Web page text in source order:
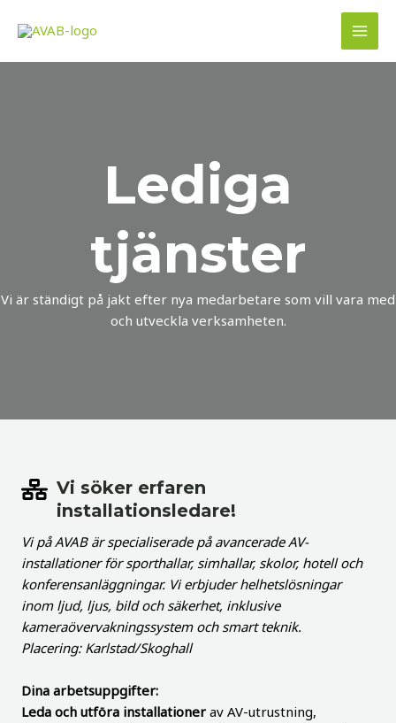
Lediga
tjänster
Vi är ständigt på jakt efter nya medarbetare som vill vara med
och utveckla verksamheten.
Vi söker erfaren
installationsledare!
Vi på AVAB är specialiserade på avancerade AV-
installationer för sporthallar, simhallar, skolor, hotell och
konferensanläggningar. Vi erbjuder helhetslösningar
inom ljud, ljus, bild och säkerhet, inklusive
kameraövervakningssystem och smart teknik.
Placering: Karlstad/Skoghall
Dina arbetsuppgifter:
Leda och utföra installationer av AV-utrustning,